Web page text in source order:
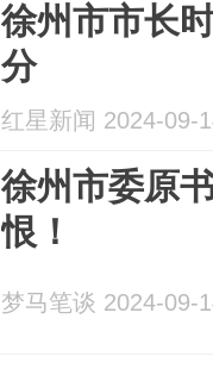
徐州市市长
分
红星新闻 2024-09-
徐州市委原
恨！
梦马笔谈 2024-09-